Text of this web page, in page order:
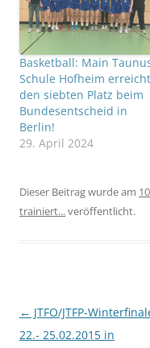
Basketball: Main
Schule Hofheim erreicht
den siebten Platz beim
Bundesentscheid in
Berlin!
29. April 2024
Dieser Beitrag wurde am
trainiert...veröffentlicht.
Beitragsnavigation
← JTFO/JTFP-
22.- 25.02.2015 in